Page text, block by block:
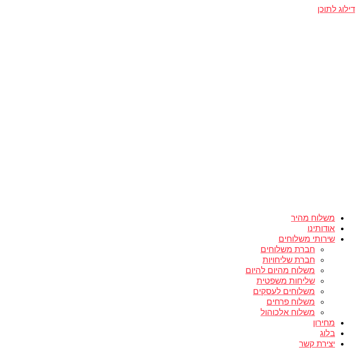
דילוג לתוכן
משלוח מהיר
אודותינו
שירותי משלוחים
חברת משלוחים
חברת שליחויות
משלוח מהיום להיום
שליחות משפטית
משלוחים לעסקים
משלוח פרחים
משלוח אלכוהול
מחירון
בלוג
יצירת קשר